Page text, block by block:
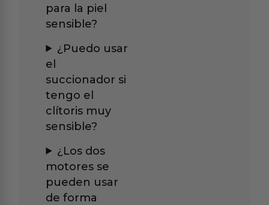
para la piel
sensible?
¿Puedo usar
el
succionador si
tengo el
clítoris muy
sensible?
¿Los dos
motores se
pueden usar
de forma